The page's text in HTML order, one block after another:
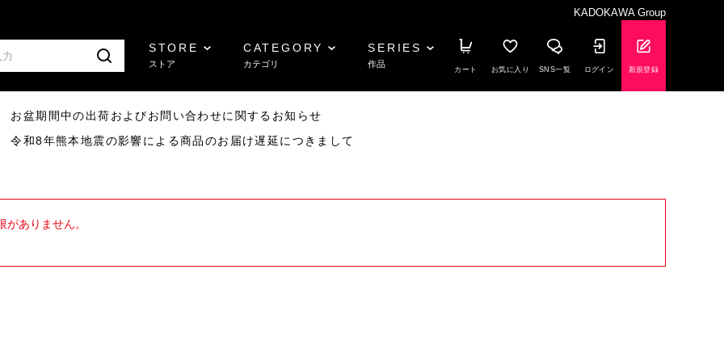
KADOKAWA Group
STORE
ストア
CATEGORY
カテゴリ
SERIES
作品
カート お気に入り SNS一覧 ログイン 新規登録
盆期間中の出荷およびお問い合わせに関するお知らせ
和8年熊本地震の影響による商品のお届け遅延につきまして
ありません。